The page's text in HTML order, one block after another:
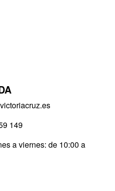
149
a viernes: de 10:00 a